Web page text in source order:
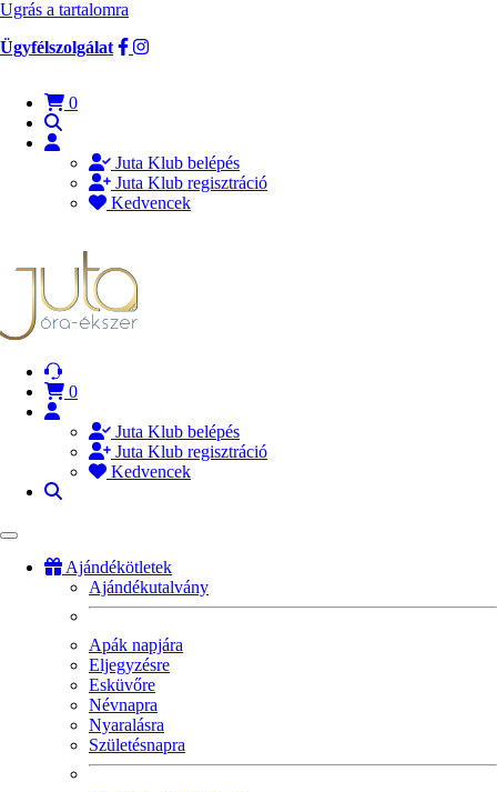
Ugrás a tartalomra
Ügyfélszolgálat
0
Juta Klub belépés
Juta Klub regisztráció
Kedvencek
0
Juta Klub belépés
Juta Klub regisztráció
Kedvencek
Ajándékötletek
Ajándékutalvány
Apák napjára
Eljegyzésre
Esküvőre
Névnapra
Nyaralásra
Születésnapra